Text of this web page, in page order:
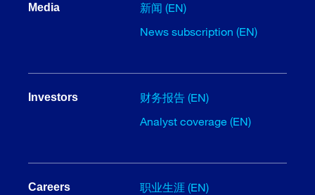
Media
新闻 (EN)
News subscription (EN)
Investors
财务报告 (EN)
Analyst coverage (EN)
Careers
职业生涯 (EN)